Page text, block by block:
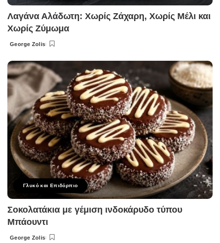
Λαγάνα Αλάδωτη: Χωρίς Ζάχαρη, Χωρίς Μέλι και
Χωρίς Ζύμωμα
Posted
George Zolis
Γλυκό και Επιδόρπιο
Σοκολατάκια με γέμιση ινδοκάρυδο τύπου
Μπάουντι
Posted
George Zolis